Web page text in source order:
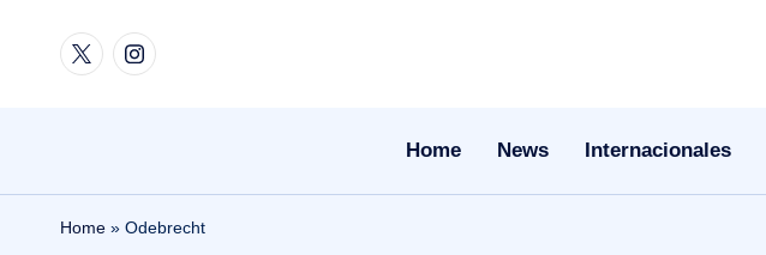
TwitterInstagram
Home News Internacionales
Home » Odebrecht